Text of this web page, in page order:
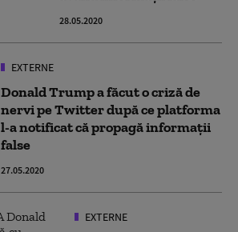
28.05.2020
EXTERNE
Donald Trump a făcut o criză de
nervi pe Twitter după ce platforma
l-a notificat că propagă informaţii
false
27.05.2020
EXTERNE